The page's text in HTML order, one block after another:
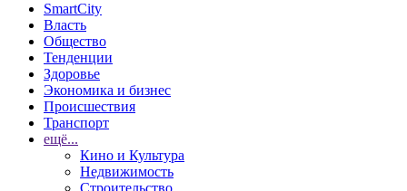
SmartCity
Власть
Общество
Тенденции
Здоровье
Экономика и бизнес
Происшествия
Транспорт
ещё...
Кино и Культура
Недвижимость
Строительство